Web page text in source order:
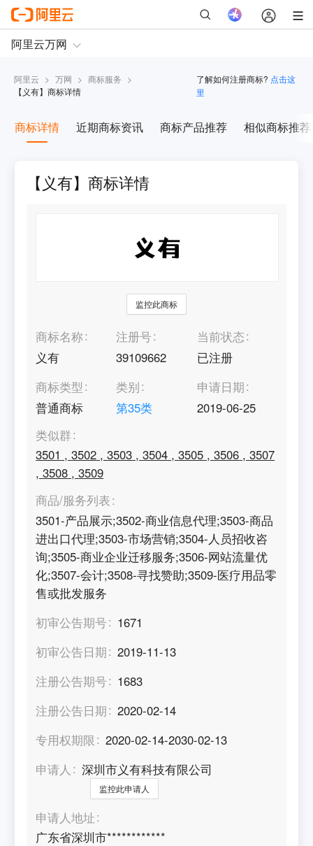
阿里云 > 万网 > 商标服务 >
【义有】商标详情
了解如何注册商标? 点击这
里
商标详情 近期商标资讯 商标产品推荐 相似商标推荐
【义有】商标详情
监控此商标
商标名称
义有
注册号
39109662
当前状态
已注册
商标类型
普通商标
类别
第35类
申请日期
2019-06-25
类似群
3501 ,3502 ,3503 ,3504 ,3505 ,3506 ,3507
,3508 ,3509
商品/服务列表
3501-产品展示;3502-商业信息代理;3503-商品
进出口代理;3503-市场营销;3504-人员招收咨
询;3505-商业企业迁移服务;3506-网站流量优
化;3507-会计;3508-寻找赞助;3509-医疗用品零
售或批发服务
初审公告期号
1671
初审公告日期
2019-11-13
注册公告期号
1683
注册公告日期
2020-02-14
专用权期限
2020-02-14-2030-02-13
申请人
深圳市义有科技有限公司
监控此申请人
申请人地址
广东省深圳市************